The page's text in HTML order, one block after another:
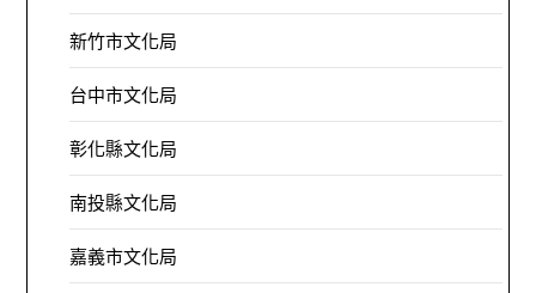
新竹市文化局
台中市文化局
彰化縣文化局
南投縣文化局
嘉義市文化局